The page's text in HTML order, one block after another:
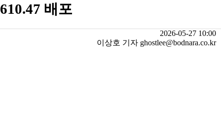
610.47 배포
2026-05-27 10:00
이상호 기자 ghostlee@bodnara.co.kr